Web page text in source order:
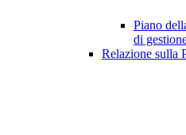
Piano
di
Relazione sulla